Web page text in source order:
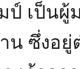
ป์ เป็นผู้
น ซึ่งอ